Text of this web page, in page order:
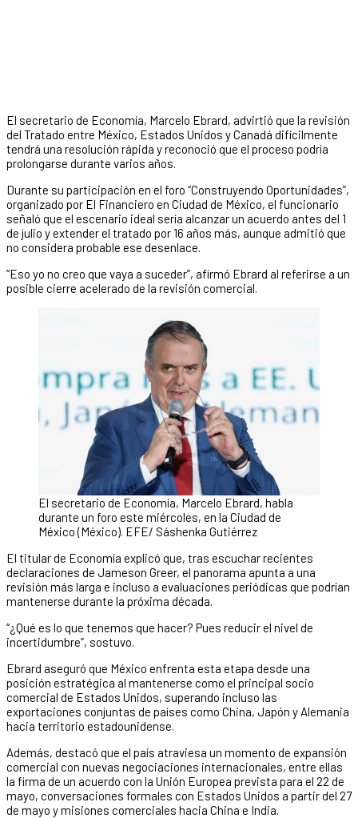
El secretario de Economía, Marcelo Ebrard, advirtió que la revisión
del Tratado entre México, Estados Unidos y Canadá difícilmente
tendrá una resolución rápida y reconoció que el proceso podría
prolongarse durante varios años.
Durante su participación en el foro “Construyendo Oportunidades”,
organizado por El Financiero en Ciudad de México, el funcionario
señaló que el escenario ideal sería alcanzar un acuerdo antes del 1
de julio y extender el tratado por 16 años más, aunque admitió que
no considera probable ese desenlace.
“Eso yo no creo que vaya a suceder”, afirmó Ebrard al referirse a un
posible cierre acelerado de la revisión comercial.
El secretario de Economía, Marcelo Ebrard, habla
durante un foro este miércoles, en la Ciudad de
México (México). EFE/ Sáshenka Gutiérrez
El titular de Economía explicó que, tras escuchar recientes
declaraciones de Jameson Greer, el panorama apunta a una
revisión más larga e incluso a evaluaciones periódicas que podrían
mantenerse durante la próxima década.
“¿Qué es lo que tenemos que hacer? Pues reducir el nivel de
incertidumbre”, sostuvo.
Ebrard aseguró que México enfrenta esta etapa desde una
posición estratégica al mantenerse como el principal socio
comercial de Estados Unidos, superando incluso las
exportaciones conjuntas de países como China, Japón y Alemania
hacia territorio estadounidense.
Además, destacó que el país atraviesa un momento de expansión
comercial con nuevas negociaciones internacionales, entre ellas
la firma de un acuerdo con la Unión Europea prevista para el 22 de
mayo, conversaciones formales con Estados Unidos a partir del 27
de mayo y misiones comerciales hacia China e India.